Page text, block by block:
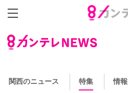
関西のニュース 特集 情